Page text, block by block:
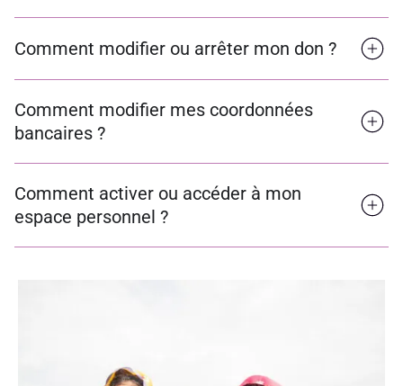
Comment modifier ou arrêter mon don ?
Comment modifier mes coordonnées
bancaires ?
Comment activer ou accéder à mon
espace personnel ?